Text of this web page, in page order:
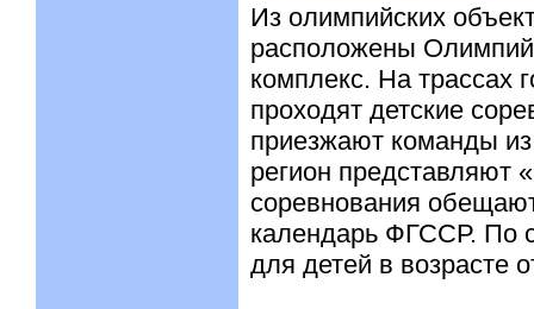
Из олимпийских
расположены
комплекс. На трассах
проходят детские
приезжают команды
регион
соревнования
календарь ФГССР. По
для детей в возрасте